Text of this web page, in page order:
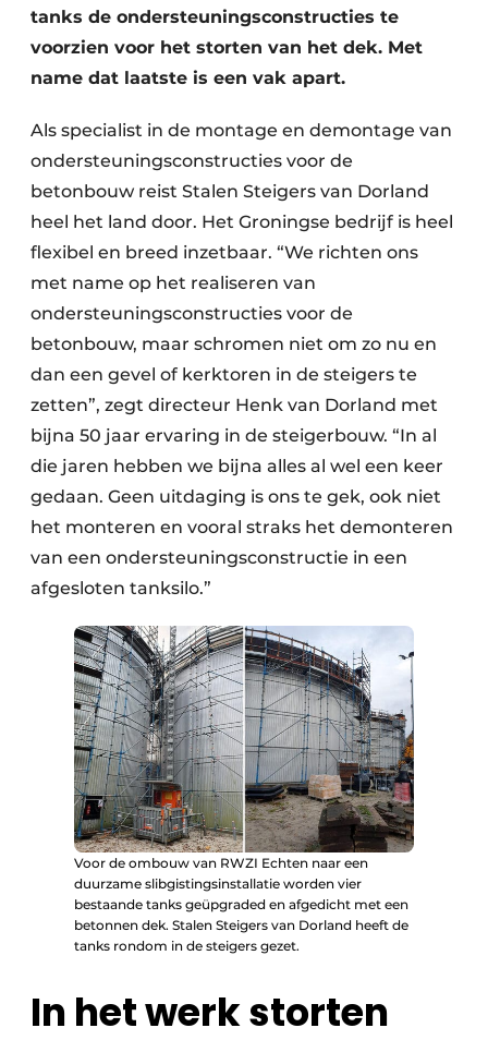
Fundering
Kopen/Huren/Leasen
Bouwtransport
tanks de ondersteuningsconstructies te
voorzien voor het storten van het dek. Met
name dat laatste is een vak apart.
Als specialist in de montage en demontage van
ondersteuningsconstructies voor de
betonbouw reist Stalen Steigers van Dorland
heel het land door. Het Groningse bedrijf is heel
flexibel en breed inzetbaar. “We richten ons
met name op het realiseren van
ondersteuningsconstructies voor de
betonbouw, maar schromen niet om zo nu en
dan een gevel of kerktoren in de steigers te
zetten”, zegt directeur Henk van Dorland met
bijna 50 jaar ervaring in de steigerbouw. “In al
die jaren hebben we bijna alles al wel een keer
gedaan. Geen uitdaging is ons te gek, ook niet
het monteren en vooral straks het demonteren
van een ondersteuningsconstructie in een
afgesloten tanksilo.”
Voor de ombouw van RWZI Echten naar een
duurzame slibgistingsinstallatie worden vier
bestaande tanks geüpgraded en afgedicht met een
betonnen dek. Stalen Steigers van Dorland heeft de
tanks rondom in de steigers gezet.
In het werk storten